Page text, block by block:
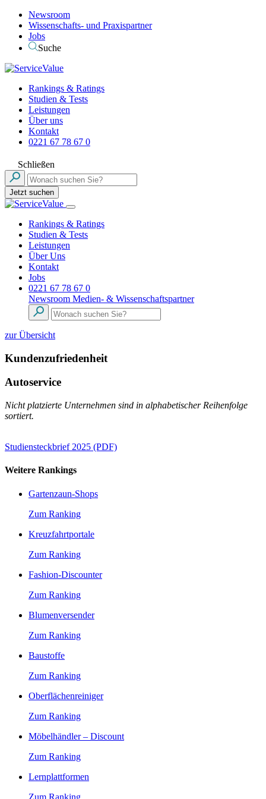
Newsroom
Wissenschafts- und Praxispartner
Jobs
Suche
Rankings & Ratings
Studien & Tests
Leistungen
Über uns
Kontakt
0221 67 78 67 0
Schließen
Jetzt suchen
Rankings & Ratings
Studien & Tests
Leistungen
Über Uns
Kontakt
Jobs
0221 67 78 67 0
Newsroom Medien- & Wissenschaftspartner
zur Übersicht
Kundenzufriedenheit
Autoservice
Nicht platzierte Unternehmen sind in alphabetischer Reihenfolge
sortiert.
Studiensteckbrief 2025 (PDF)
Weitere Rankings
Gartenzaun-Shops
Zum Ranking
Kreuzfahrtportale
Zum Ranking
Fashion-Discounter
Zum Ranking
Blumenversender
Zum Ranking
Baustoffe
Zum Ranking
Oberflächenreiniger
Zum Ranking
Möbelhändler – Discount
Zum Ranking
Lernplattformen
Zum Ranking